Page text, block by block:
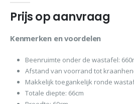
Prijs op aanvraag
Kenmerken en voordelen
Beenruimte onder de wastafel:
Afstand van voorrand tot
Makkelijk toegankelijk ronde
Totale diepte: 66cm